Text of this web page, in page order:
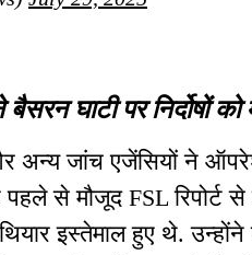
घाटी पर निर्दोषों को
अन्य जांच एजेंसियों ने
से मौजूद FSL रिपोर्ट
इस्तेमाल हुए थे.